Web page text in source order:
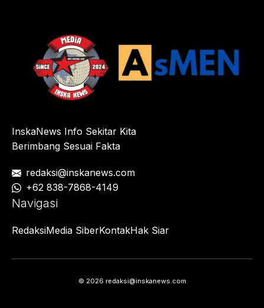
InskaNews Info Sekitar Kita
Berimbang Sesuai Fakta
redaksi@inskanews.com
+62 838-7868-4149
Navigasi
RedaksiMedia SiberKontakHak Siar
© 2026 redaksi@inskanews.com